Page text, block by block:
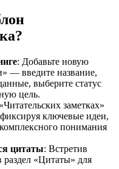
: Добавьте новую
— введите название,
выберите статус
цель.
заметках»
фиксируя ключевые идеи,
понимания
цитаты: Встретив
раздел «Цитаты» для